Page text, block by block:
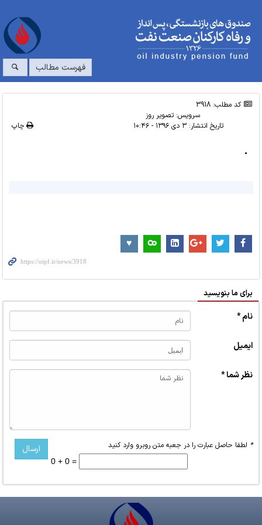
فهرست مطالب
کد مطلب: 3918
سرویس:تصویر روز
تاریخ انتشار: ۳ دی ۱۳۹۶ - ۱۰:۴۶ چاپ
.
برای ما بنویسید
نام *
ایمیل
نظر شما *
* لطفا حاصل عبارت را در جعبه متن روبرو وارد کنید
0 + 0 =